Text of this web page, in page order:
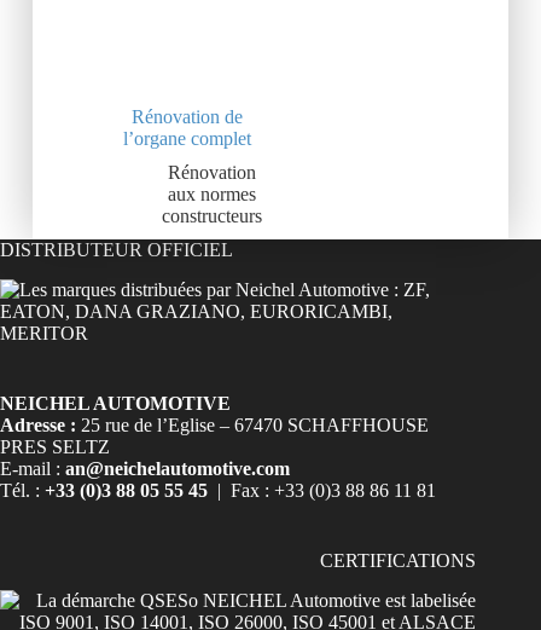
Rénovation de
l’organe complet
Rénovation
aux normes
constructeurs
DISTRIBUTEUR OFFICIEL
NEICHEL AUTOMOTIVE
Adresse : 25 rue de l’Eglise – 67470 SCHAFFHOUSE
PRES SELTZ
E-mail : an@neichelautomotive.com
Tél. : +33 (0)3 88 05 55 45 | Fax : +33 (0)3 88 86 11 81
CERTIFICATIONS